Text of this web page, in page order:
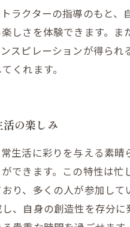
ラクターの指導のもと
しさを体験できます。
スピレーションが得ら
くれます。
の楽しみ
生活に彩りを与える素
できます。この特性は
り、多くの人が参加し
、自身の創造性を存分